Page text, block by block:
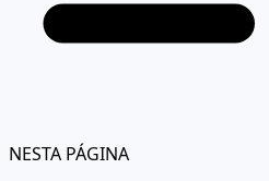
NESTA PÁGINA